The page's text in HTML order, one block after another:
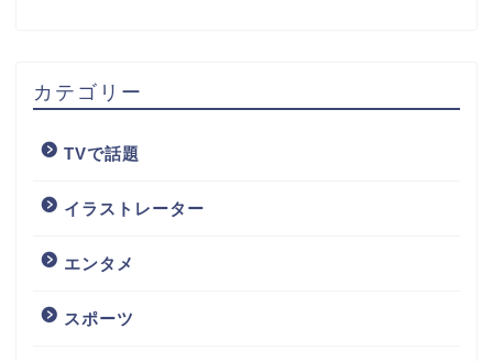
カテゴリー
TVで話題
イラストレーター
エンタメ
スポーツ